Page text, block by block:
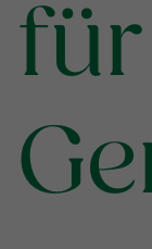
für